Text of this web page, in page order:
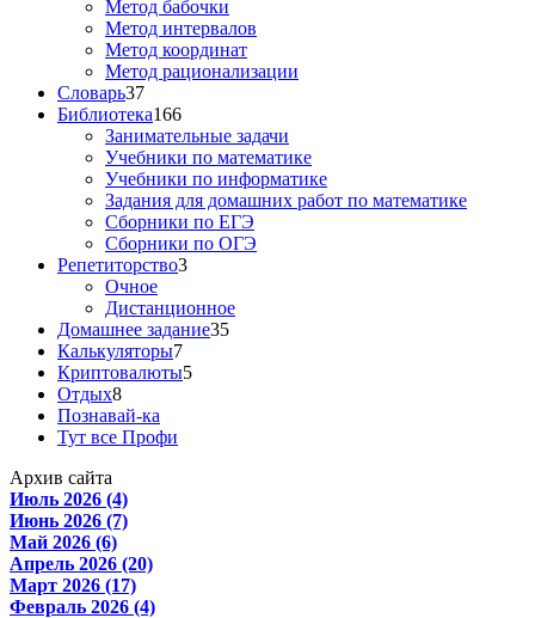
Метод бабочки
Метод интервалов
Метод координат
Метод рационализации
Словарь37
Библиотека166
Занимательные задачи
Учебники по математике
Учебники по информатике
Задания для домашних работ по математике
Сборники по ЕГЭ
Сборники по ОГЭ
Репетиторство3
Очное
Дистанционное
Домашнее задание35
Калькуляторы7
Криптовалюты5
Отдых8
Познавай-ка
Тут все Профи
Архив сайта
Июль 2026 (4)
Июнь 2026 (7)
Май 2026 (6)
Апрель 2026 (20)
Март 2026 (17)
Февраль 2026 (4)